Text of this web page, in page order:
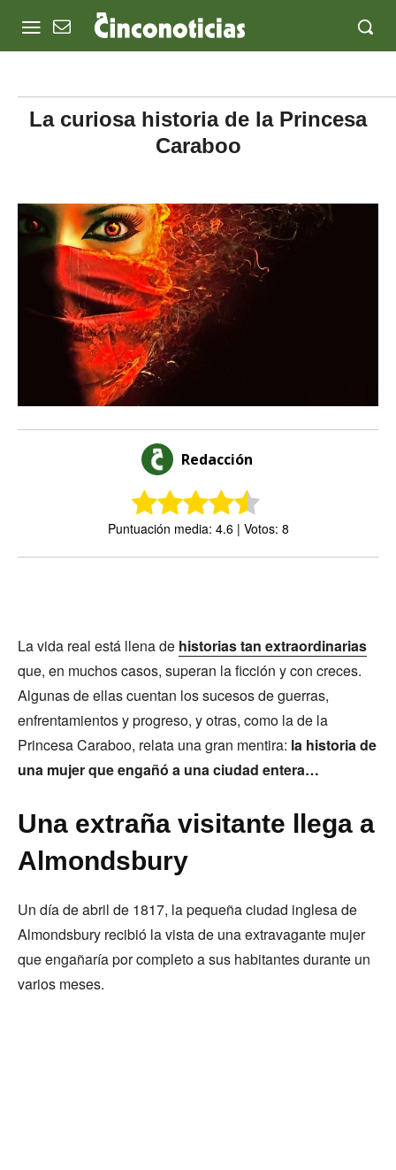
La curiosa historia de la Princesa
Caraboo
Redacción
Puntuación media: 4.6 | Votos: 8
La vida real está llena de historias tan extraordinarias
que, en muchos casos, superan la ficción y con creces.
Algunas de ellas cuentan los sucesos de guerras,
enfrentamientos y progreso, y otras, como la de la
Princesa Caraboo, relata una gran mentira: la historia de
una mujer que engañó a una ciudad entera…
Una extraña visitante llega a
Almondsbury
Un día de abril de 1817, la pequeña ciudad inglesa de
Almondsbury recibió la vista de una extravagante mujer
que engañaría por completo a sus habitantes durante un
varios meses.